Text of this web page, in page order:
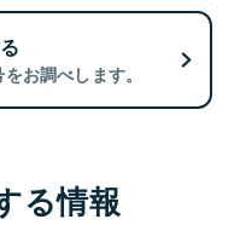
お調べします。
る情報